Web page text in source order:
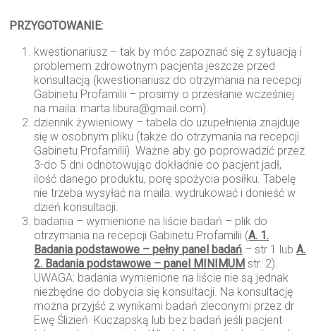
PRZYGOTOWANIE:
kwestionariusz – tak by móc zapoznać się z sytuacją i
problemem zdrowotnym pacjenta jeszcze przed
konsultacją (kwestionariusz do otrzymania na recepcji
Gabinetu Profamilii – prosimy o przesłanie wcześniej
na maila: marta.libura@gmail.com).
dziennik żywieniowy – tabela do uzupełnienia znajduje
się w osobnym pliku (także do otrzymania na recepcji
Gabinetu Profamilii). Ważne aby go poprowadzić przez
3-do 5 dni odnotowując dokładnie co pacjent jadł,
ilość danego produktu, porę spożycia posiłku. Tabelę
nie trzeba wysyłać na maila: wydrukować i donieść w
dzień konsultacji.
badania – wymienione na liście badań – plik do
otrzymania na recepcji Gabinetu Profamilii (A. 1.
Badania podstawowe – pełny panel badań – str 1 lubA.
2. Badania podstawowe – panel MINIMUM str. 2).
UWAGA: badania wymienione na liście nie są jednak
niezbędne do dobycia się konsultacji. Na konsultację
można przyjść z wynikami badań zleconymi przez dr
Ewę Ślizień Kuczapską lub bez badań jeśli pacjent